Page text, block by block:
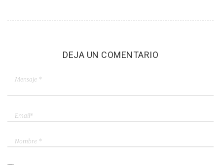
DEJA UN COMENTARIO